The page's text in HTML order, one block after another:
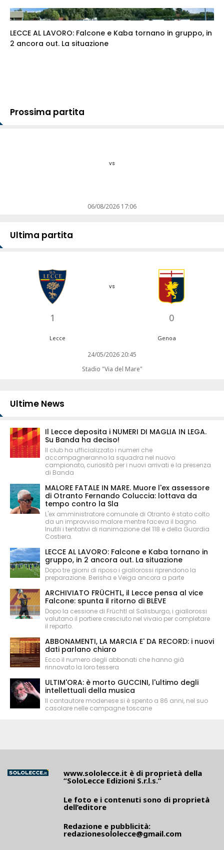
LECCE AL LAVORO: Falcone e Kaba tornano in gruppo, in
2 ancora out. La situazione
Prossima partita
vs
06/08/2026 17:06
Ultima partita
1
vs
0
Lecce Genoa
24/05/2026 20:45
Stadio "Via del Mare"
Ultime News
Il Lecce deposita i NUMERI DI MAGLIA IN LEGA.
Su Banda ha deciso!
Il club ha ufficializzato i numeri che
accompagneranno la squadra nel nuovo
campionato, curiosità per i nuovi arrivati e la presenza
di Banda
MALORE FATALE IN MARE. Muore l'ex assessore
di Otranto Fernando Coluccia: lottava da
tempo contro la Sla
L'ex amministratore comunale di Otranto è stato colto
da un improvviso malore mentre faceva il bagno.
Inutili i tentativi di rianimazione del 118 e della Guardia
Costiera.
LECCE AL LAVORO: Falcone e Kaba tornano in
gruppo, in 2 ancora out. La situazione
Dopo tre giorni di riposo i giallorossi riprendono la
preparazione. Berisha e Veiga ancora a parte
ARCHIVIATO FRÜCHTL, il Lecce pensa al vice
Falcone: spunta il ritorno di BLEVE
Dopo la cessione di Früchtl al Salisburgo, i giallorossi
valutano il portiere cresciuto nel vivaio per completare
il reparto.
ABBONAMENTI, LA MARCIA E' DA RECORD: i nuovi
dati parlano chiaro
Ecco il numero degli abbonati che hanno già
rinnovato la loro tessera
ULTIM'ORA: è morto GUCCINI, l'ultimo degli
intellettuali della musica
Il cantautore modenese si è spento a 86 anni, nel suo
casolare nelle campagne toscane
www.sololecce.it è di proprietà della
“SoloLecce Edizioni S.r.l.s.”
Le foto e i contenuti sono di proprietà
dell’editore
Redazione e pubblicità:
redazionesololecce@gmail.com